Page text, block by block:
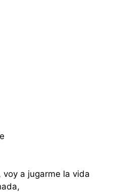
voy a jugarme la vida